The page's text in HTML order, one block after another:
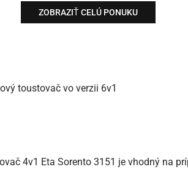
ZOBRAZIŤ CELÚ PONUKU
toustovač vo verzii 6v1
4v1 Eta Sorento 3151 je vhodný na